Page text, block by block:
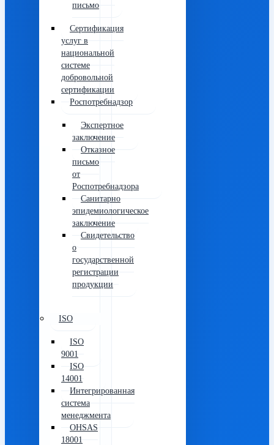
письмо
Сертификация
услуг в
национальной
системе
добровольной
сертификации
Роспотребнадзор
Экспертное
заключение
Отказное
письмо
от
Роспотребнадзора
Санитарно
эпидемиологическое
заключение
Свидетельство
о
государственной
регистрации
продукции
ISO
ISO
9001
ISO
14001
Интегрированная
система
менеджмента
OHSAS
18001